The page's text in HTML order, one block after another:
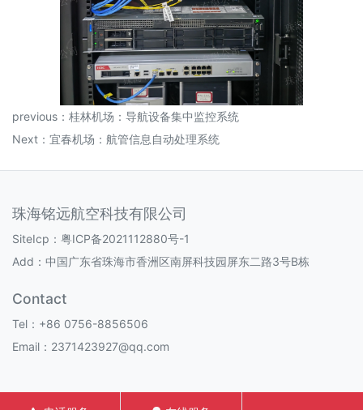
previous： 桂林机场：导航设备集中监控系统
Next： 宜春机场：航管信息自动处理系统
珠海铭远航空科技有限公司
SiteIcp： 粤ICP备2021112880号-1
Add：中国广东省珠海市香洲区南屏科技园屏东二路3号B栋
Contact
Tel：+86 0756-8856506
Email：2371423927@qq.com